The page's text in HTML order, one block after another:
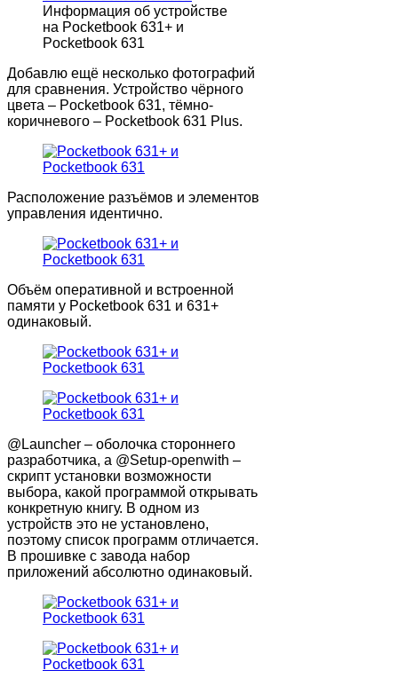
Информация об устройстве
на Pocketbook 631+ и
Pocketbook 631
Добавлю ещё несколько фотографий
для сравнения. Устройство чёрного
цвета – Pocketbook 631, тёмно-
коричневого – Pocketbook 631 Plus.
Расположение разъёмов и элементов
управления идентично.
Объём оперативной и встроенной
памяти у Pocketbook 631 и 631+
одинаковый.
@Launcher – оболочка стороннего
разработчика, а @Setup-openwith –
скрипт установки возможности
выбора, какой программой открывать
конкретную книгу. В одном из
устройств это не установлено,
поэтому список программ отличается.
В прошивке с завода набор
приложений абсолютно одинаковый.